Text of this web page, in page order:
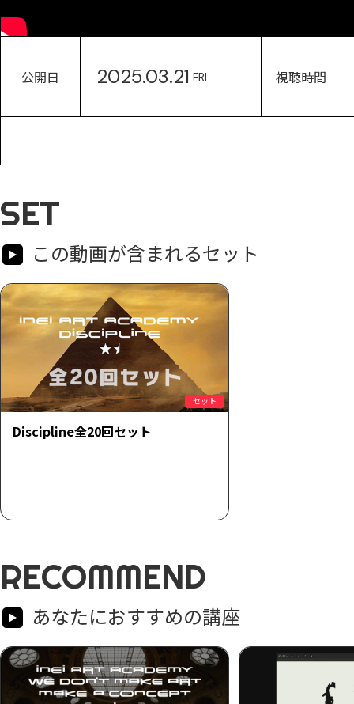
公開日 2025.03.21 FRI 視聴時間
SET
この動画が含まれるセット
セット
Discipline全20回セット
RECOMMEND
あなたにおすすめの講座